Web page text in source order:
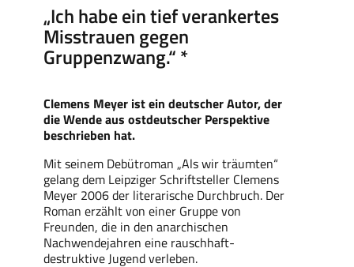
„Ich habe ein tief verankertes
Misstrauen gegen
Gruppenzwang.“ *
Clemens Meyer ist ein deutscher Autor, der
die Wende aus ostdeutscher Perspektive
beschrieben hat.
Mit seinem Debütroman „Als wir träumten“
gelang dem Leipziger Schriftsteller Clemens
Meyer 2006 der literarische Durchbruch. Der
Roman erzählt von einer Gruppe von
Freunden, die in den anarchischen
Nachwendejahren eine rauschhaft-
destruktive Jugend verleben.